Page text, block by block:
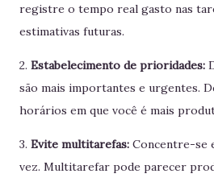
registre o tempo real gasto nas
estimativas futuras.
2. Estabelecimento de prioridades:
são mais importantes e urgentes.
horários em que você é mais
3. Evite multitarefas: Concentre-se
vez. Multitarefar pode parecer